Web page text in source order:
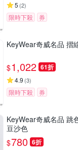
5 (2)
限時下殺 券
KeyWear奇威名品 摺
$1,022 61折
4.9 (3)
限時下殺 券
KeyWear奇威名品 跳
豆沙色
$780 6折